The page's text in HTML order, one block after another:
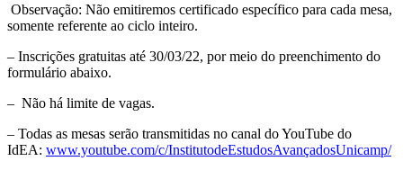
Observação: Não emitiremos certificado específico para cada mesa,
somente referente ao ciclo inteiro.
– Inscrições gratuitas até 30/03/22, por meio do preenchimento do
formulário abaixo.
– Não há limite de vagas.
– Todas as mesas serão transmitidas no canal do YouTube do
IdEA: www.youtube.com/c/InstitutodeEstudosAvançadosUnicamp/